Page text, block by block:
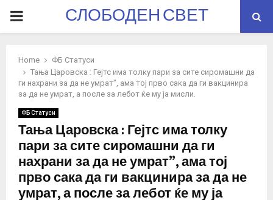
PRIMARYСЛОБОДЕН СВЕТ
Home
ФБ Статуси
Тања Царовска : Гејтс има толку пари за сите сиромашни да
ги нахрани за да не умрат”, ама тој прво сака да ги вакцинира
за да не умрат, а после за лебот ќе му ја мисли.
ФБ Статуси
Тања Царовска : Гејтс има толку
пари за сите сиромашни да ги
нахрани за да не умрат”, ама тој
прво сака да ги вакцинира за да не
умрат, а после за лебот ќе му ја